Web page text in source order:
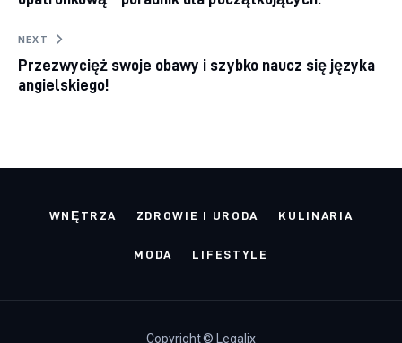
NEXT
Przezwycięż swoje obawy i szybko naucz się języka
angielskiego!
WNĘTRZA ZDROWIE I URODA KULINARIA
MODA LIFESTYLE
Copyright © Legalix